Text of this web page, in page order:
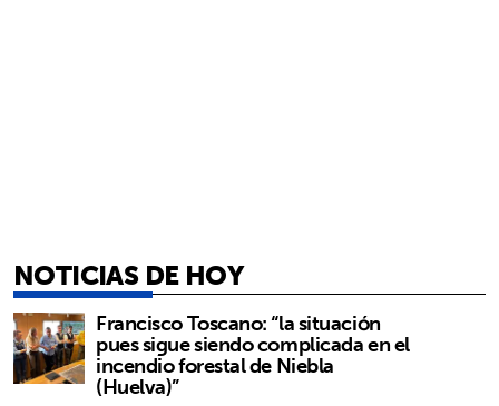
NOTICIAS DE HOY
Francisco Toscano: “la situación
pues sigue siendo complicada en el
incendio forestal de Niebla
(Huelva)”